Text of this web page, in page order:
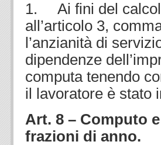
1. Ai fini del
all’articolo 3,
l’anzianità di
dipendenze
computa tenendo
il lavoratore è stato
Art. 8 – Computo
frazioni di anno.